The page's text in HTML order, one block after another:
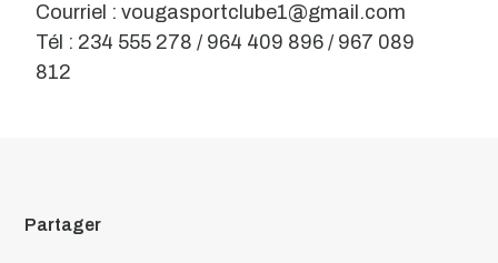
Courriel : vougasportclube1@gmail.com
Tél : 234 555 278 / 964 409 896 / 967 089
812
Partager